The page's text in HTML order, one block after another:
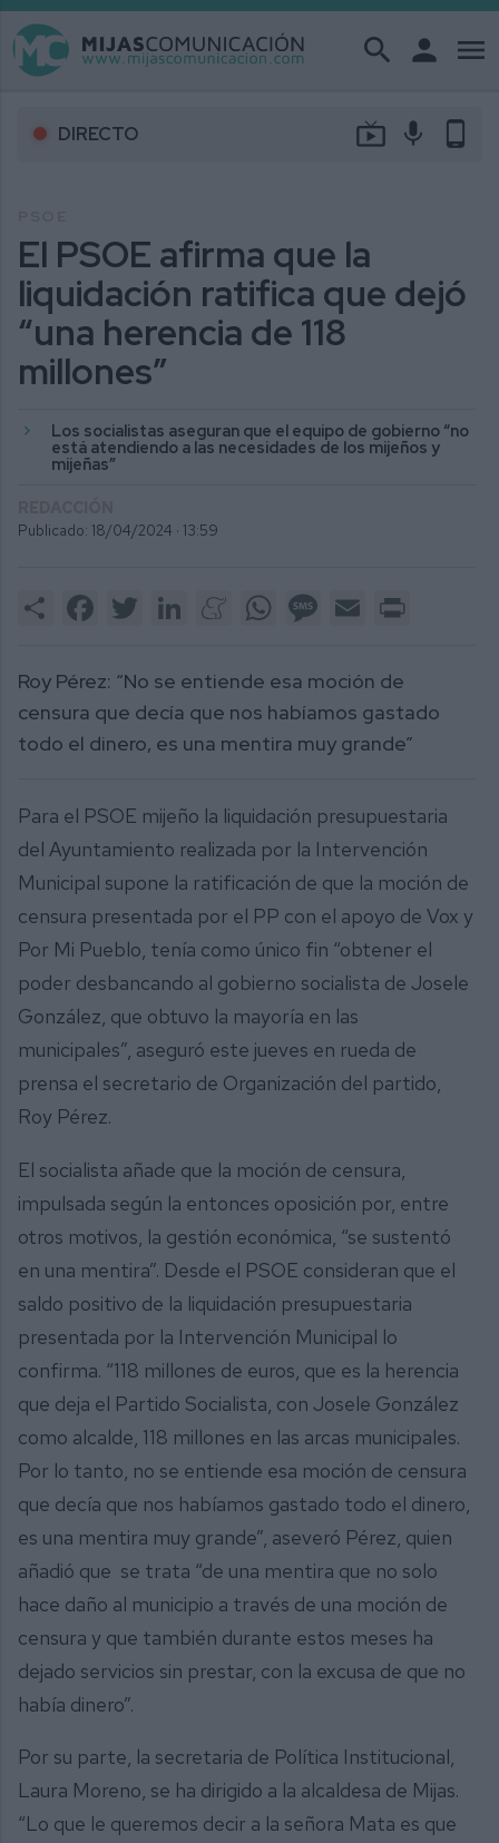
search person menu
DIRECTO live_tv mic phone_android
El PSOE afirma que la
liquidación ratifica que dejó
“una herencia de 118
millones”
Los socialistas aseguran que el equipo de gobierno “no
está atendiendo a las necesidades de los mijeños y
mijeñas”
Publicado: 18/04/2024 · 13:59
Share Facebook
Twitter LinkedInMeneameWhatsAppMessage
Email
Roy Pérez: “No se entiende esa moción de
censura que decía que nos habíamos gastado
todo el dinero, es una mentira muy grande”
Para el PSOE mijeño la liquidación presupuestaria
del Ayuntamiento realizada por la Intervención
Municipal supone la ratificación de que la moción de
censura presentada por el PP con el apoyo de Vox y
Por Mi Pueblo, tenía como único fin “obtener el
poder desbancando al gobierno socialista de Josele
González, que obtuvo la mayoría en las
municipales”, aseguró este jueves en rueda de
prensa el secretario de Organización del partido,
Roy Pérez.
El socialista añade que la moción de censura,
impulsada según la entonces oposición por, entre
otros motivos, la gestión económica, “se sustentó
en una mentira”. Desde el PSOE consideran que el
saldo positivo de la liquidación presupuestaria
presentada por la Intervención Municipal lo
confirma. “118 millones de euros, que es la herencia
que deja el Partido Socialista, con Josele González
como alcalde, 118 millones en las arcas municipales.
Por lo tanto, no se entiende esa moción de censura
que decía que nos habíamos gastado todo el dinero,
es una mentira muy grande”, aseveró Pérez, quien
añadió que se trata “de una mentira que no solo
hace daño al municipio a través de una moción de
censura y que también durante estos meses ha
dejado servicios sin prestar, con la excusa de que no
había dinero”.
Por su parte, la secretaria de Política Institucional,
Laura Moreno, se ha dirigido a la alcaldesa de Mijas.
“Lo que le queremos decir a la señora Mata es que